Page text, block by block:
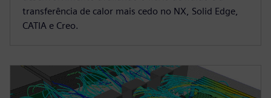
transferência de calor mais cedo no NX, Solid Edge,
CATIA e Creo.